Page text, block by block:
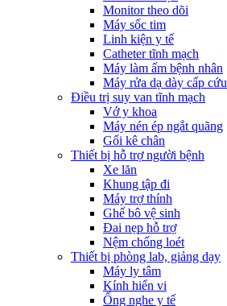
Monitor theo dõi
Máy sốc tim
Linh kiện y tế
Catheter tĩnh mạch
Máy làm ấm bệnh nhân
Máy rửa dạ dày cấp cứu
Điều trị suy van tĩnh mạch
Vớ y khoa
Máy nén ép ngắt quãng
Gối kê chân
Thiết bị hỗ trợ người bệnh
Xe lăn
Khung tập đi
Máy trợ thính
Ghế bô vệ sinh
Đai nẹp hỗ trợ
Nệm chống loét
Thiết bị phòng lab, giảng dạy
Máy ly tâm
Kính hiển vi
Ống nghe y tế